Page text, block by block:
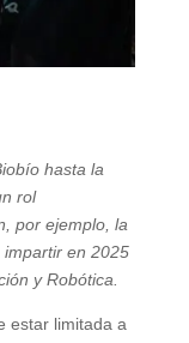
hasta la
rol
por ejemplo, la
impartir en 2025
y Robótica.
estar limitada a